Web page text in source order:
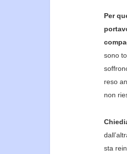
Per
sono
reso
non
sta r